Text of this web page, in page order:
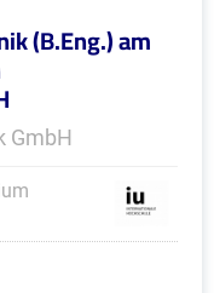
(B.Eng.) am
GmbH